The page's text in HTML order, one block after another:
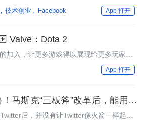
技术创业 Facebook App 打开
Valve：Dota 2
加入，让更多游戏得以展现给更多玩家。
App 打开
马斯克“三板斧”改革后，能用硬
Twitter 2.0 吗？
后，并没有让Twitter像火箭一样起